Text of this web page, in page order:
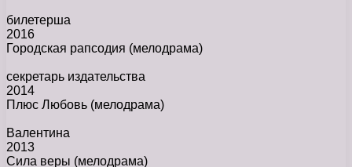
билетерша
2016
Городская рапсодия (мелодрама)
секретарь издательства
2014
Плюс Любовь (мелодрама)
Валентина
2013
Сила веры (мелодрама)